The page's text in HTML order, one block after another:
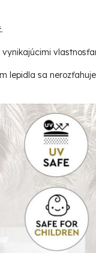
lepidla sa